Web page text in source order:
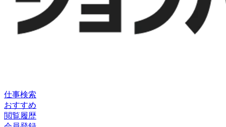
仕事検索
おすすめ
閲覧履歴